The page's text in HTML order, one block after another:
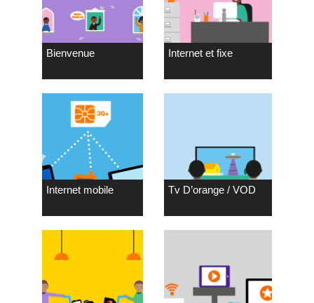
Bienvenue Internet et fixe
Internet mobile Tv D’orange / VOD